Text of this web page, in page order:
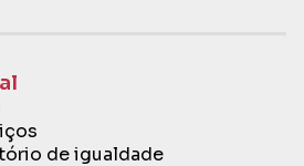
de igualdade